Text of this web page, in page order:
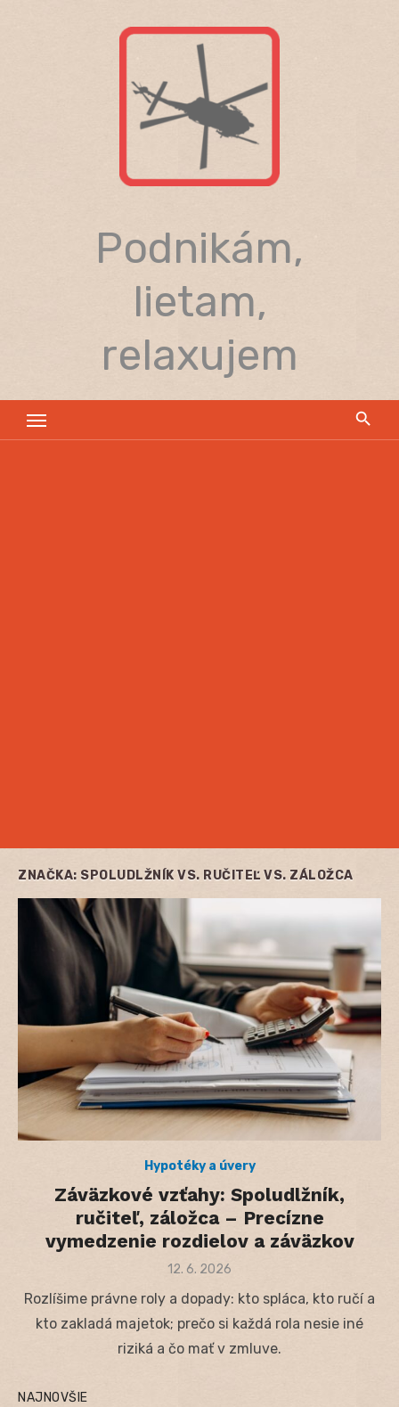
Podnikám,
lietam,
relaxujem
ZNAČKA: SPOLUDLŽNÍK VS. RUČITEĽ VS. ZÁLOŽCA
Hypotéky a úvery
Záväzkové vzťahy: Spoludlžník,
ručiteľ, záložca – Precízne
vymedzenie rozdielov a záväzkov
Posted
12. 6. 2026
Rozlíšime právne roly a dopady: kto spláca, kto ručí a
kto zakladá majetok; prečo si každá rola nesie iné
riziká a čo mať v zmluve.
NAJNOVŠIE